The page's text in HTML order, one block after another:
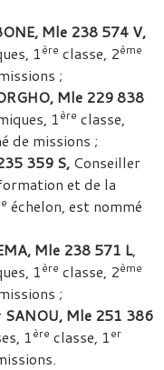
Mle 238 574 V,
1ère classe, 2ème
;
Mle 229 838
1ère classe,
de missions ;
359 S, Conseiller
et de la
échelon, est nommé
Mle 238 571 L,
1ère classe, 2ème
;
SANOU, Mle 251 386
1ère classe, 1er